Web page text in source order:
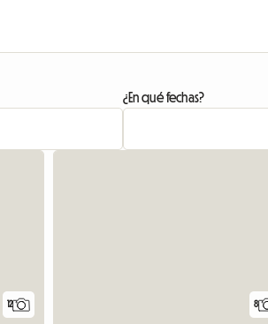
¿En qué fechas?
12 8